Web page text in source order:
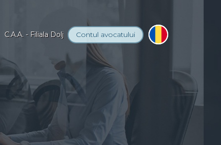
C.A.A. - Filiala Dolj Contul avocatului